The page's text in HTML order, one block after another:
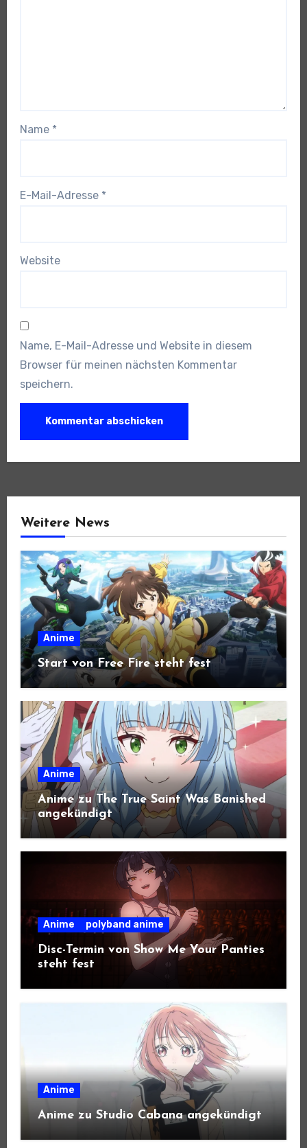
Name *
E-Mail-Adresse *
Website
Name, E-Mail-Adresse und Website in diesem
Browser für meinen nächsten Kommentar
speichern.
Weitere News
Anime
Start von Free Fire steht fest
Anime
Anime zu The True Saint Was Banished
angekündigt
Anime polyband anime
Disc-Termin von Show Me Your Panties
steht fest
Anime
Anime zu Studio Cabana angekündigt